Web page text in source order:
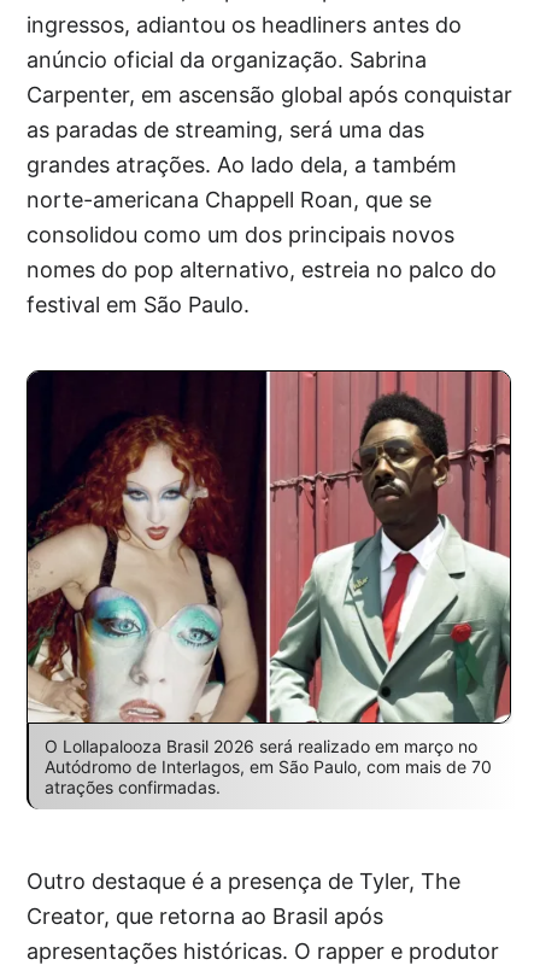
ingressos, adiantou os headliners antes do
anúncio oficial da organização. Sabrina
Carpenter, em ascensão global após conquistar
as paradas de streaming, será uma das
grandes atrações. Ao lado dela, a também
norte-americana Chappell Roan, que se
consolidou como um dos principais novos
nomes do pop alternativo, estreia no palco do
festival em São Paulo.
O Lollapalooza Brasil 2026 será realizado em março no
Autódromo de Interlagos, em São Paulo, com mais de 70
atrações confirmadas.
Outro destaque é a presença de Tyler, The
Creator, que retorna ao Brasil após
apresentações históricas. O rapper e produtor